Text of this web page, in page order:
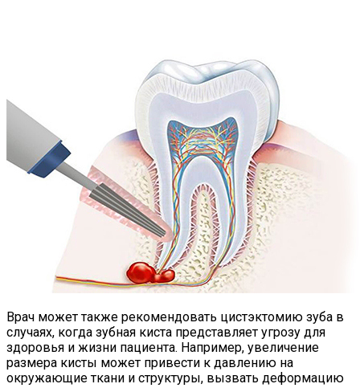
Врач может также рекомендовать цистэктомию зуба в
случаях, когда зубная киста представляет угрозу для
здоровья и жизни пациента. Например, увеличение
размера кисты может привести к давлению на
окружающие ткани и структуры, вызвать деформацию